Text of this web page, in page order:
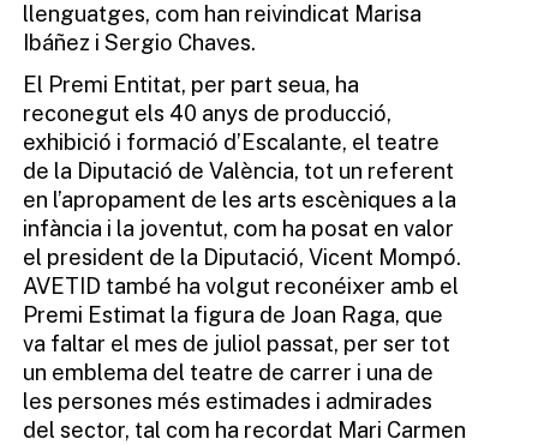
llenguatges, com han reivindicat Marisa
Ibáñez i Sergio Chaves.
El Premi Entitat, per part seua, ha
reconegut els 40 anys de producció,
exhibició i formació d’Escalante, el teatre
de la Diputació de València, tot un referent
en l’apropament de les arts escèniques a la
infància i la joventut, com ha posat en valor
el president de la Diputació, Vicent Mompó.
AVETID també ha volgut reconéixer amb el
Premi Estimat la figura de Joan Raga, que
va faltar el mes de juliol passat, per ser tot
un emblema del teatre de carrer i una de
les persones més estimades i admirades
del sector, tal com ha recordat Mari Carmen